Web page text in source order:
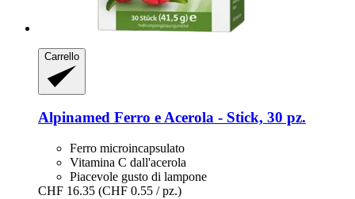
Carrello
Alpinamed Ferro e Acerola -​ Stick, 30 pz.
Ferro microincapsulato
Vitamina C dall'acerola
Piacevole gusto di lampone
CHF 16.35 (CHF 0.55 / pz.)